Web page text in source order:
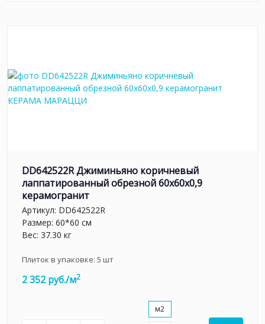
DD642522R Джиминьяно коричневый
лаппатированный обрезной 60х60x0,9
керамогранит
Артикул: DD642522R
Размер: 60*60 см
Вес: 37.30 кг
Плиток в упаковке: 5 шт
2 352 руб./м2
м2